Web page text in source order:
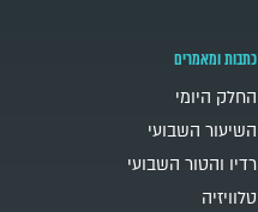
כתבות ומאמרים
החלק היומי
השיעור השבועי
רדיו והטור השבועי
טלוויזיה